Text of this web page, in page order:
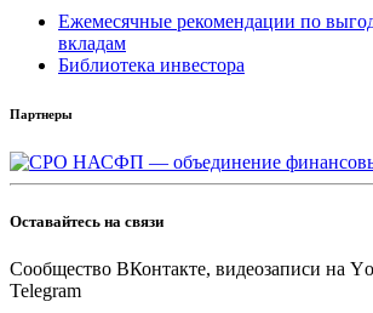
Ежемесячные рекомендации по
вкладам
Библиотека инвестора
Партнеры
Оставайтесь на связи
Cообщество ВКонтакте, видеозаписи на
Telegram